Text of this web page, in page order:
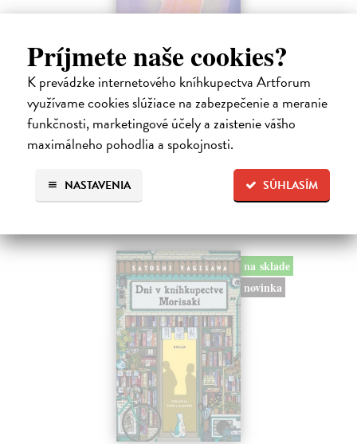
Príjmete naše cookies?
K prevádzke internetového kníhkupectva Artforum
využívame cookies slúžiace na zabezpečenie a meranie
funkčnosti, marketingové účely a zaistenie vášho
maximálneho pohodlia a spokojnosti.
SÚHLASÍM
NASTAVENIA
Město a jeho nejisté zdi
Murakami Haruki| Kniha
Ty jsi to byla, kdo mi vyprávěl o tom městě. Město a jeho nejisté zdi –
dlouho očekávaný román Harukiho Murakamiho volně navazuje na
autorovu starší novelu z roku 1980 a tematicky se prolíná s jeho
kultovním…
Na sklade ?
30,22 €
na sklade
novinka